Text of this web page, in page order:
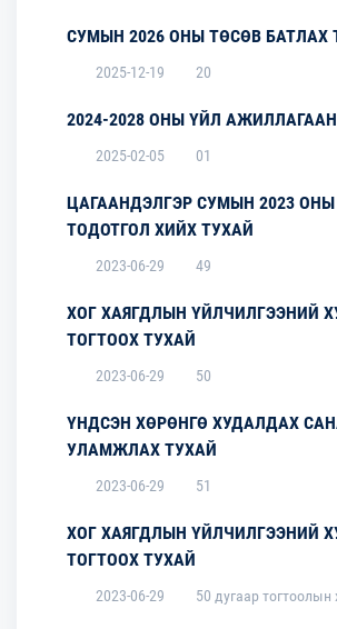
СУМЫН 2026 ОНЫ ТӨСӨВ БАТЛАХ
2025-12-19 20
2024-2028 ОНЫ ҮЙЛ
2025-02-05 01
ЦАГААНДЭЛГЭР СУМЫН 2023
ТОДОТГОЛ ХИЙХ ТУХАЙ
2023-06-29 49
ХОГ ХАЯГДЛЫН ҮЙЛЧИЛГЭЭНИЙ
ТОГТООХ ТУХАЙ
2023-06-29 50
ҮНДСЭН ХӨРӨНГӨ ХУДАЛДАХ
УЛАМЖЛАХ ТУХАЙ
2023-06-29 51
ХОГ ХАЯГДЛЫН ҮЙЛЧИЛГЭЭНИЙ
ТОГТООХ ТУХАЙ
2023-06-29 50 дугаар тогтоолын